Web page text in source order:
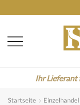
Ihr Lieferant
Startseite Einzelhandel